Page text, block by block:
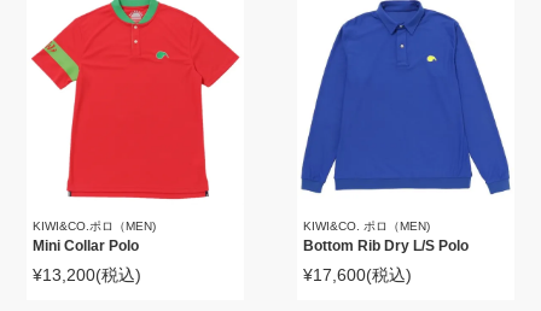
KIWI&CO.ポロ（MEN)
Mini Collar Polo
¥13,200(税込)
KIWI&CO. ポロ（MEN)
Bottom Rib Dry L/S Polo
¥17,600(税込)